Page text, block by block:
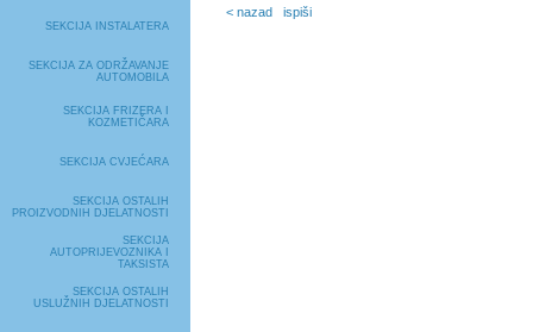
SEKCIJA INSTALATERA
SEKCIJA ZA ODRŽAVANJE
AUTOMOBILA
SEKCIJA FRIZERA I
KOZMETIČARA
SEKCIJA CVJEĆARA
SEKCIJA OSTALIH
PROIZVODNIH DJELATNOSTI
SEKCIJA
AUTOPRIJEVOZNIKA I
TAKSISTA
SEKCIJA OSTALIH
USLUŽNIH DJELATNOSTI
< nazad ispiši